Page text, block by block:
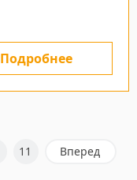
Подробнее
11 Вперед